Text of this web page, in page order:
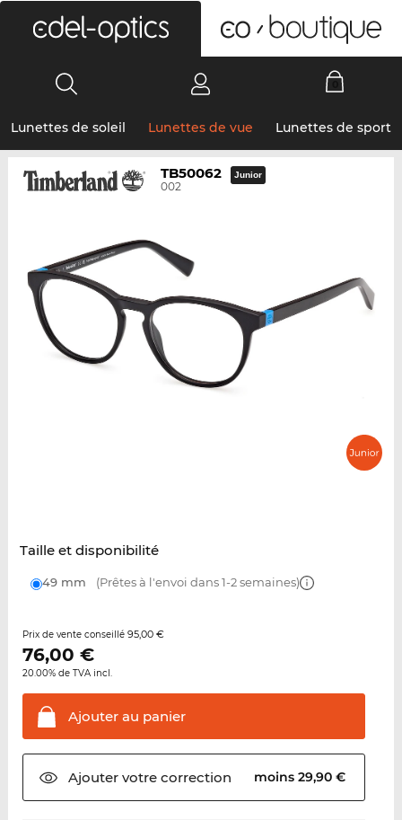
Lunettes de soleil Lunettes de vue Lunettes de sport
TB50062
002
Junior
Taille et disponibilité
49 mm (Prêtes à l'envoi dans 1-2 semaines)
Prix de vente conseillé 95,00 €
76,00 €
20.00% de TVA incl.
Ajouter au panier
Ajouter votrecorrection moins 29,90 €